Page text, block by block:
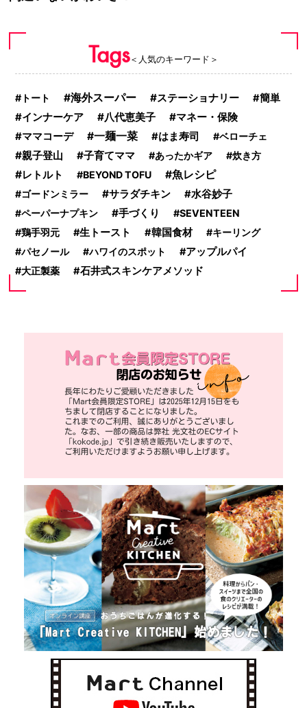
Tags＜人気のキーワード＞
トート 海外スーパー ステーショナリー 簡単
インナーケア 八代恵美子 マネー・保険
ママコーデ 一麺一菜 はま寿司 ベローチェ
親子登山 子育てママ あったかギア 炊き方
レトルト BEYOND TOFU 魚レシピ
ゴードンミラー サラダチキン 水谷妙子
ペーパーナプキン 手づくり
SEVENTEEN
鶏手羽元
生トースト 韓国食材
キーリング
パセノール
ハワイのスポット アップルパイ
大正製薬 石井式スキンケアメソッド